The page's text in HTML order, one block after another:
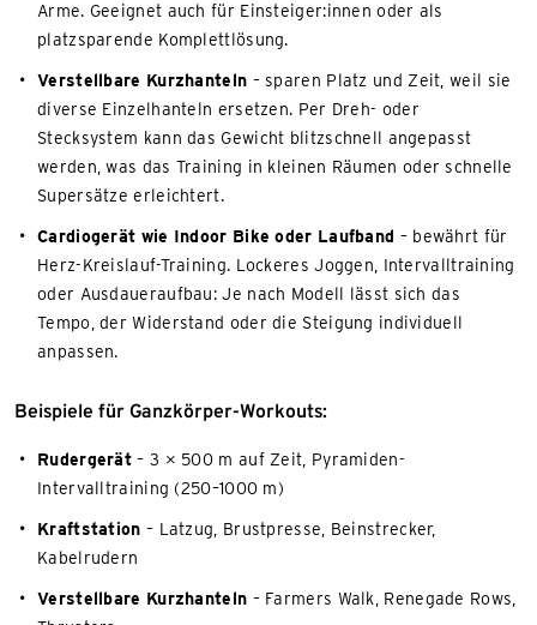
Arme. Geeignet auch für Einsteiger:innen oder als
platzsparende Komplettlösung.
Verstellbare Kurzhanteln – sparen Platz und Zeit, weil sie
diverse Einzelhanteln ersetzen. Per Dreh- oder
Stecksystem kann das Gewicht blitzschnell angepasst
werden, was das Training in kleinen Räumen oder schnelle
Supersätze erleichtert.
Cardiogerät wie Indoor Bike oder Laufband – bewährt für
Herz-Kreislauf-Training. Lockeres Joggen, Intervalltraining
oder Ausdaueraufbau: Je nach Modell lässt sich das
Tempo, der Widerstand oder die Steigung individuell
anpassen.
Beispiele für Ganzkörper-Workouts:
Rudergerät– 3 × 500 m auf Zeit, Pyramiden-
Intervalltraining (250–1000 m)
Kraftstation – Latzug, Brustpresse, Beinstrecker,
Kabelrudern
Verstellbare Kurzhanteln – Farmers Walk, Renegade Rows,